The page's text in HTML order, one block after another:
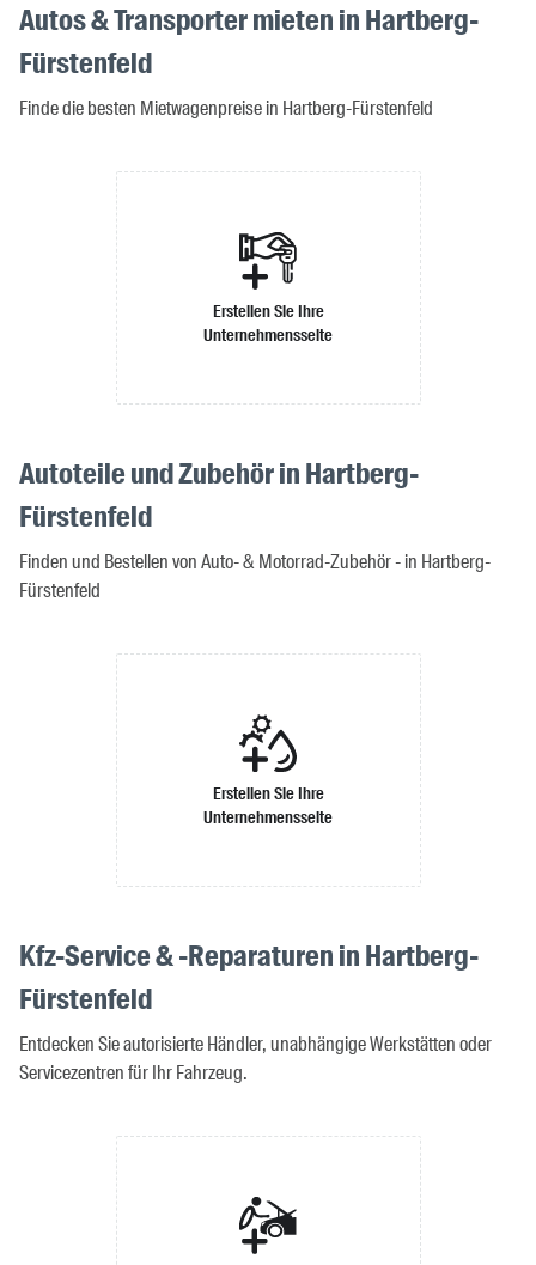
Autos & Transporter mieten in Hartberg-
Fürstenfeld
Finde die besten Mietwagenpreise in Hartberg-Fürstenfeld
Erstellen Sie Ihre
Unternehmensseite
Autoteile und Zubehör in Hartberg-
Fürstenfeld
Finden und Bestellen von Auto- & Motorrad-Zubehör - in Hartberg-
Fürstenfeld
Erstellen Sie Ihre
Unternehmensseite
Kfz-Service & -Reparaturen in Hartberg-
Fürstenfeld
Entdecken Sie autorisierte Händler, unabhängige Werkstätten oder
Servicezentren für Ihr Fahrzeug.